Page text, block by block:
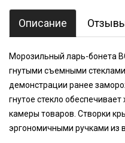
Описание
Морозильный ларь-бонета
гнутыми съемными
демонстрации ранее
гнутое стекло
камеры товаров. Створки
эргономичными ручками из